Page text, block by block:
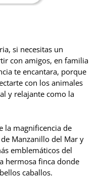
si necesitas un
con amigos, en familia
te encantara, porque
con los animales
y relajante como la
la magnificencia de
Manzanillo del Mar y
emblemáticos del
hermosa finca donde
caballos.